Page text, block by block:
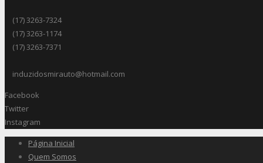
(17) 3263-7324
(17) 3263-1174
(17) 3263-7371
induzidosmirauto@hotmail.com
Facebook
Twitter
Instagram
Página Inicial
Quem Somos